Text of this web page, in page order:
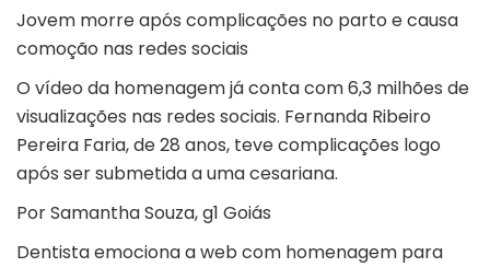
Jovem morre após complicações no parto e causa
comoção nas redes sociais
O vídeo da homenagem já conta com 6,3 milhões de
visualizações nas redes sociais. Fernanda Ribeiro
Pereira Faria, de 28 anos, teve complicações logo
após ser submetida a uma cesariana.
Por Samantha Souza, g1 Goiás
Dentista emociona a web com homenagem para